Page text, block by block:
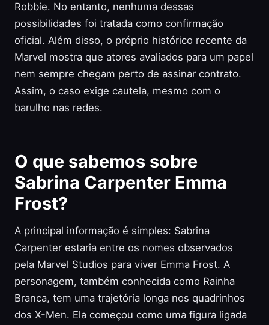
Robbie. No entanto, nenhuma dessas
possibilidades foi tratada como confirmação
oficial. Além disso, o próprio histórico recente da
Marvel mostra que atores avaliados para um papel
nem sempre chegam perto de assinar contrato.
Assim, o caso exige cautela, mesmo com o
barulho nas redes.
O que sabemos sobre
Sabrina Carpenter Emma
Frost?
A principal informação é simples: Sabrina
Carpenter estaria entre os nomes observados
pela Marvel Studios para viver Emma Frost. A
personagem, também conhecida como Rainha
Branca, tem uma trajetória longa nos quadrinhos
dos X-Men. Ela começou como uma figura ligada